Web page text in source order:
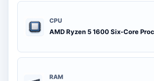
CPU
AMD Ryzen 5 1600 Six-Core
RAM